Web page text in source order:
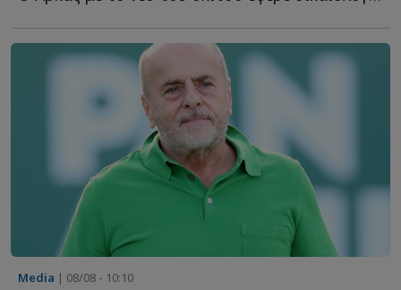
Media | 08/08 - 10:10